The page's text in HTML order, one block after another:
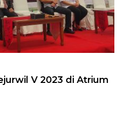
V 2023 di Atrium